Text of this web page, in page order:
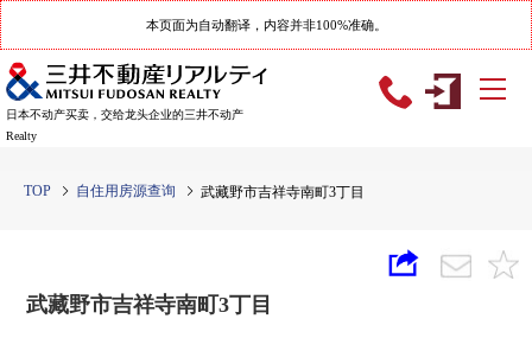
本页面为自动翻译，内容并非100%准确。
日本不动产买卖，交给龙头企业的三井不动产
Realty
TOP 自住用房源查询 武藏野市吉祥寺南町3丁目
武藏野市吉祥寺南町3丁目